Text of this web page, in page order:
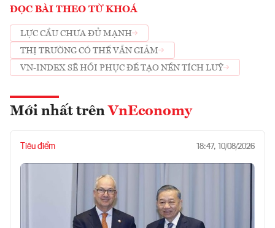
ĐỌC BÀI THEO TỪ KHOÁ
LỰC CẦU CHƯA ĐỦ MẠNH
THỊ TRƯỜNG CÓ THỂ VẪN GIẢM
VN-INDEX SẼ HỒI PHỤC ĐỂ TẠO NỀN TÍCH LUỸ
Mới nhất trên VnEconomy
Tiêu điểm 18:47, 10/08/2026